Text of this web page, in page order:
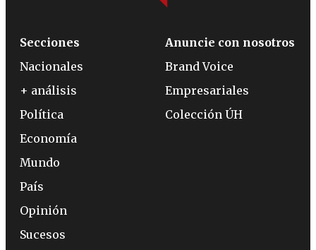
Secciones
Nacionales
+ análisis
Política
Economía
Mundo
País
Opinión
Sucesos
Anuncie con nosotros
Brand Voice
Empresariales
Colección ÚH